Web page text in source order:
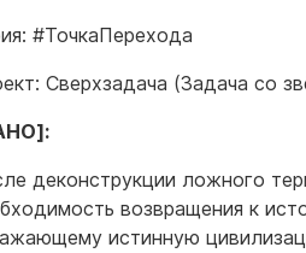
#ТочкаПерехода
Сверхзадача (Задача со
деконструкции ложного
возвращения к
истинную